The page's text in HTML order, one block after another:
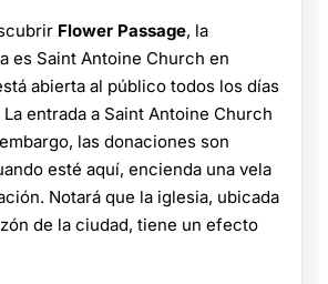
Flower Passage, la
es Saint Antoine Church en
abierta al público todos los días
La entrada a Saint Antoine Church
las donaciones son
esté aquí, encienda una vela
Notará que la iglesia, ubicada
de la ciudad, tiene un efecto